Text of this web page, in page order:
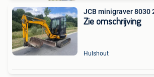
JCB minigraver 8030
Zie omschrijving
Hulshout